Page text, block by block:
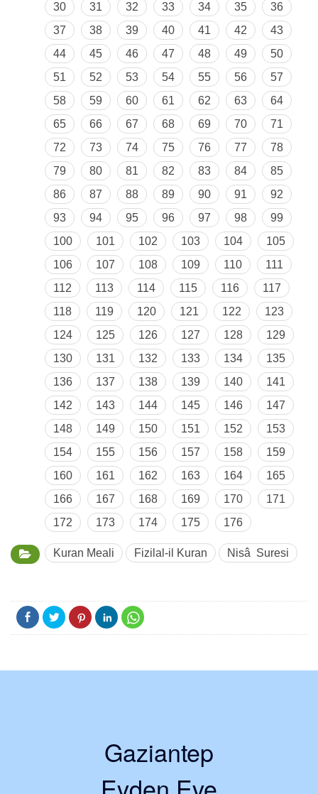
30
31 32 33 34 35
36
37
38 39 40 41 42
43
44
45 46 47 48 49
50
51
52 53 54 55 56
57
58
59 60 61 62 63
64
65
66 67 68 69 70
71
72
73 74 75 76 77
78
79
80 81 82 83 84
85
86
87 88 89 90 91
92
93
94 95 96 97 98
99
100
101 102 103 104
105
106
107 108 109 110
111
112
113 114 115 116
117
118
119 120 121 122
123
124
125 126 127 128
129
130
131 132 133 134
135
136
137 138 139 140
141
142
143 144 145 146
147
148
149 150 151 152
153
154
155 156 157 158
159
160
161 162 163 164
165
166
167 168 169 170
171
172
173 174 175 176
Kuran Meali Fizilal-il Kuran Nisâ Suresi
Gaziantep